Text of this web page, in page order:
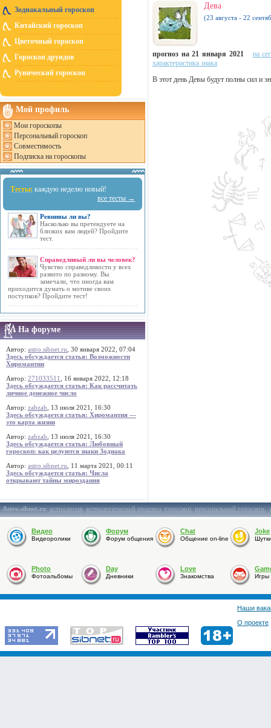
Зодиакальный гороскоп
Китайский гороскоп
Цветочный гороскоп
Гороскоп друидов
Рунический гороскоп
Мой профиль
Мои гороскопы
Персональный гороскоп
Совместимость
Подписка на гороскопы
Тесты: каждую неделю новый!
все тесты →
Ревнивы ли вы?
Насколько вы претендуете на
близких вам людей? Пройдите
тест.
Справедливый ли вы человек?
Чувство справедливости у всех
развито по разному. Вы
замечали, что иногда вам
приходится думать о мотиве своих
поступков? Пройдите тест!
На форуме
Автор: astro.sibnet.ru , 30 января 2022, 07:04
Здесь обсуждается статья: Возможности
Хиромантии
Автор: 271033511
, 16 января 2022, 12:18
Здесь обсуждается статья: Как рассчитать
личное денежное число
Автор: zabzab , 13 июля 2021, 16:30
Здесь обсуждается статья: Хиромантия —
это карта жизни
Автор: zabzab , 13 июля 2021, 16:30
Здесь обсуждается статья: Любовный
гороскоп: как целуются знаки Зодиака
Автор: astro.sibnet.ru , 11 марта 2021, 00:11
Здесь обсуждается статья: Числа
открывают тайны мироздания
Дева
(23 августа - 22
прогноз на 21 января 2021
на
характеристика знака
В этот день Девы будут полны сил и
Astro.sibnet.ru:астрология,астрологический прогноз,гороскоп,персональный гороскоп,
Видео
Видеоролики
Форум
Форум общения
Chat
Общение on-line
Joke
Photo
Фотоальбомы
Day
Дневники
Love
Знакомства Игры
Наши
О проекте